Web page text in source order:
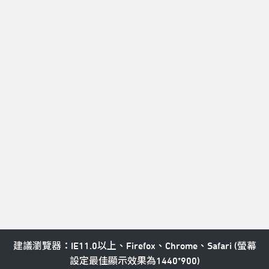
建議瀏覽器：IE11.0以上、Firefox、Chrome、Safari (螢幕
設定最佳顯示效果為1440*900)